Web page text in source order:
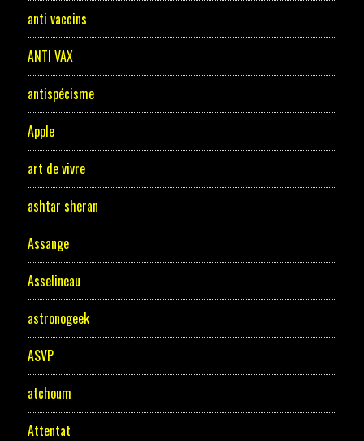
anti vaccins
ANTI VAX
antispécisme
Apple
art de vivre
ashtar sheran
Assange
Asselineau
astronogeek
ASVP
atchoum
Attentat